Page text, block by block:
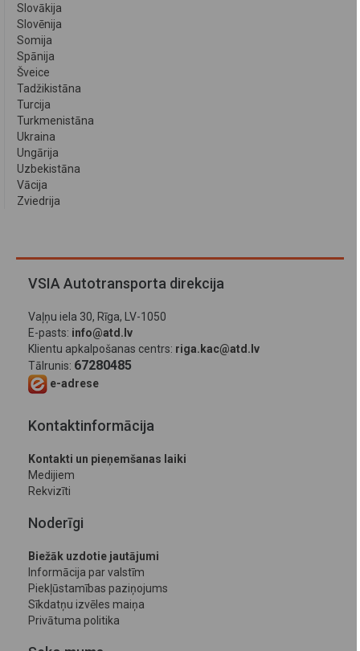
Slovākija
Slovēnija
Somija
Spānija
Šveice
Tadžikistāna
Turcija
Turkmenistāna
Ukraina
Ungārija
Uzbekistāna
Vācija
Zviedrija
VSIA Autotransporta direkcija
Vaļņu iela 30, Rīga, LV-1050
E-pasts: info@atd.lv
Klientu apkalpošanas centrs: riga.kac@atd.lv
Tālrunis: 67280485
e-adrese
Kontaktinformācija
Kontakti un pieņemšanas laiki
Medijiem
Rekvizīti
Noderīgi
Biežāk uzdotie jautājumi
Informācija par valstīm
Piekļūstamības paziņojums
Sīkdatņu izvēles maiņa
Privātuma politika